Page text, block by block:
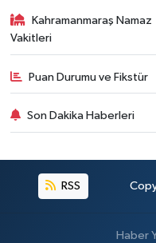
Kahramanmaraş Namaz
Vakitleri
Puan Durumu ve Fikstür
Son Dakika Haberleri
RSS
Haber